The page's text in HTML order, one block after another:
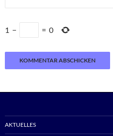
1 − = 0
AKTUELLES